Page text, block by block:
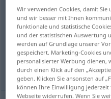
Menschm
Übersicht aller
(Für mehr Details die
人間
Wir verwenden Cookies, damit Sie
und wir besser mit Ihnen
funktionale und statistische
und der statistischen Auswertung
werden auf Grundlage unserer
gespeichert. Marketing-Cookies
personalisierter Werbung dienen,
durch einen Klick auf den
geben. Klicken Sie ansonsten auf
können Ihre Einwilligung
Webseite widerrufen. Wenn Sie